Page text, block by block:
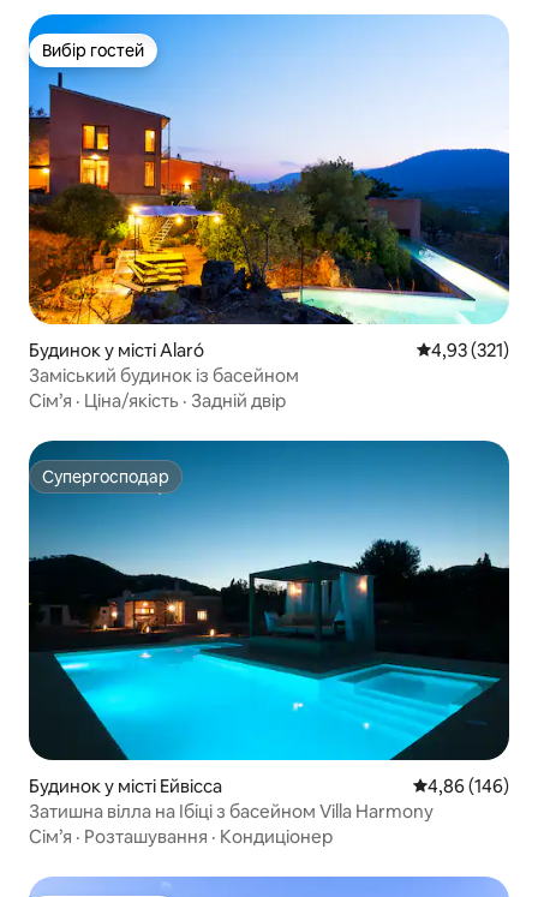
Вибір гостей
Вибір гостей
Будинок у місті Alaró Середня
4,93 (321)
Заміський будинок із басейном
Сім’я · Ціна/якість · Задній двір
Супергосподар
Супергосподар
Будинок у місті Ейвісса Середня
4,86 (146)
Затишна вілла на Ібіці з басейном Villa Harmony
Сім’я · Розташування · Кондиціонер